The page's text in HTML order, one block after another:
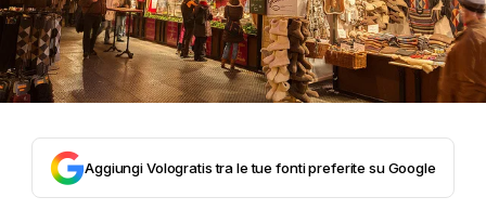
Aggiungi Vologratis tra le tue fonti preferite su Google